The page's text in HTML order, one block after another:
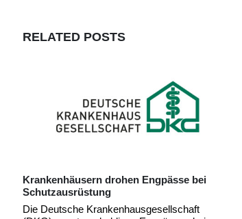
RELATED POSTS
Krankenhäuser fordern Einführung einer
Zuckersteuer
Die Deutsche Krankenhausgesellschaft